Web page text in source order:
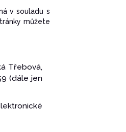
v souladu s
můžete
Třebová,
(dále jen